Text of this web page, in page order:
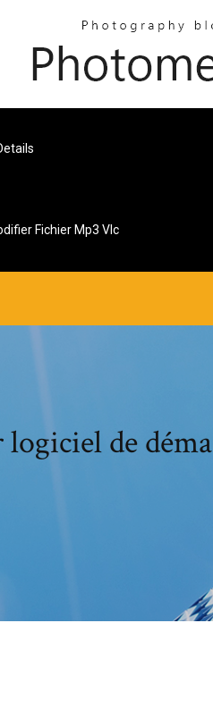
Fichier Mp3 Vlc
logiciel de